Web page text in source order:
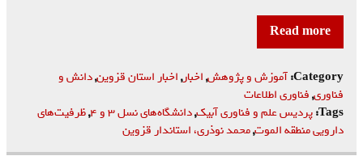
Read more
Category: آموزش و پژوهش,اخبار,اخبار استان قزوین,دانش و
فناوری,فناوری اطلاعات
Tags: پردیس علم و فناوری آبیک,دانشگاه‌های نسل ۳ و ۴ ,ظرفیت‌های
دارویی منطقه الموت,محمد نوذری، استاندار قزوین